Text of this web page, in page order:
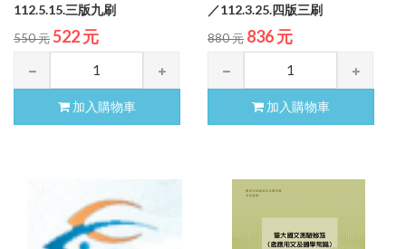
112.5.15.三版九刷
550 元522 元
加入購物車
／112.3.25.四版三刷
880 元 836 元
加入購物車